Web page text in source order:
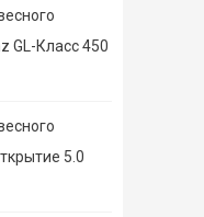
GL-Класс 450
5.0